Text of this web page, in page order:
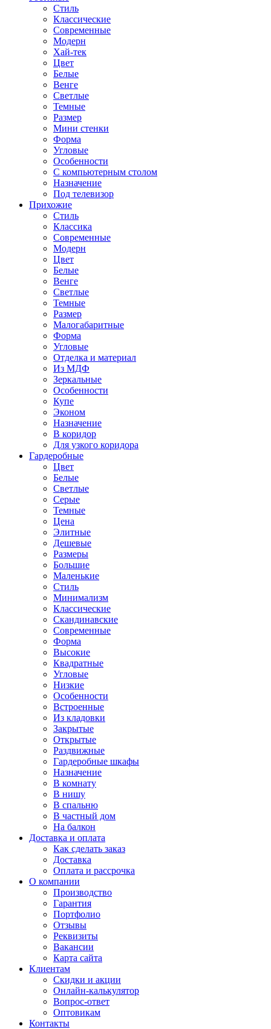
Стиль
Классические
Современные
Модерн
Хай-тек
Цвет
Белые
Венге
Светлые
Темные
Размер
Мини стенки
Форма
Угловые
Особенности
С компьютерным столом
Назначение
Под телевизор
Прихожие
Стиль
Классика
Современные
Модерн
Цвет
Белые
Венге
Светлые
Темные
Размер
Малогабаритные
Форма
Угловые
Отделка и материал
Из МДФ
Зеркальные
Особенности
Купе
Эконом
Назначение
В коридор
Для узкого коридора
Гардеробные
Цвет
Белые
Светлые
Серые
Темные
Цена
Элитные
Дешевые
Размеры
Большие
Маленькие
Стиль
Минимализм
Классические
Скандинавские
Современные
Форма
Высокие
Квадратные
Угловые
Низкие
Особенности
Встроенные
Из кладовки
Закрытые
Открытые
Раздвижные
Гардеробные шкафы
Назначение
В комнату
В нишу
В спальню
В частный дом
На балкон
Доставка и оплата
Как сделать заказ
Доставка
Оплата и рассрочка
О компании
Производство
Гарантия
Портфолио
Отзывы
Реквизиты
Вакансии
Карта сайта
Клиентам
Скидки и акции
Онлайн-калькулятор
Вопрос-ответ
Оптовикам
Контакты